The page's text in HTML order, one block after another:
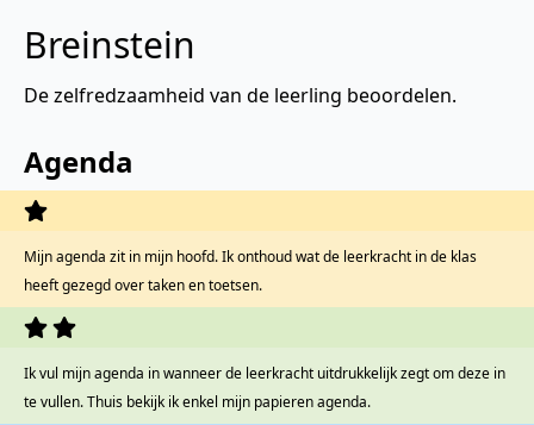
Breinstein
De zelfredzaamheid van de leerling beoordelen.
Agenda
Mijn agenda zit in mijn hoofd.Ik onthoud wat de leerkracht in de klas
heeft gezegd over taken en toetsen.
Ik vul mijn agenda in wanneer de leerkracht uitdrukkelijk zegt om deze in
te vullen. Thuis bekijk ik enkel mijn papieren agenda.